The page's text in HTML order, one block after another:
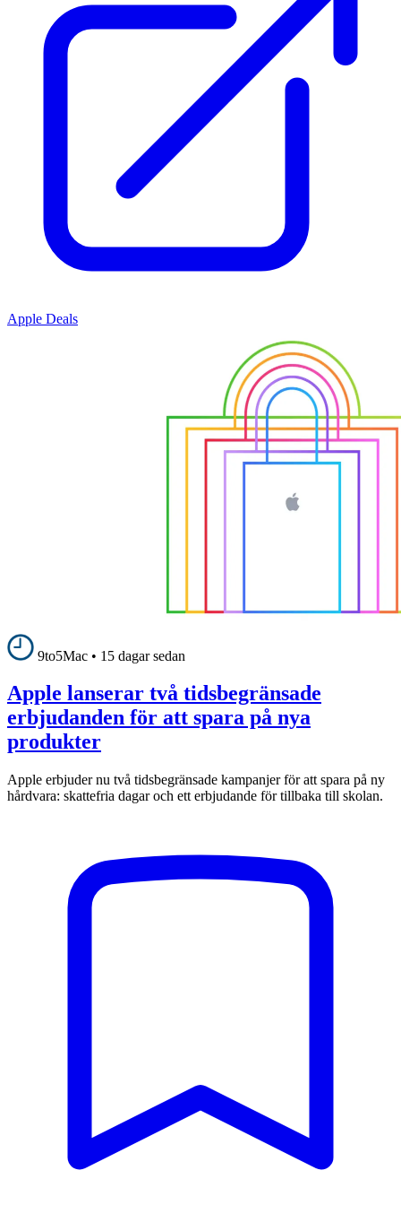
Apple Deals
9to5Mac • 15 dagar sedan
Apple lanserar två tidsbegränsade
erbjudanden för att spara på nya
produkter
Apple erbjuder nu två tidsbegränsade kampanjer för att spara på ny
hårdvara: skattefria dagar och ett erbjudande för tillbaka till skolan.